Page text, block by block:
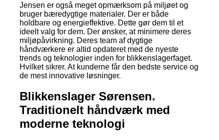
Jensen er også meget opmærksom på miljøet og
bruger bæredygtige materialer. Der er både
holdbare og energieffektive. Dette gør dem til et
ideelt valg for dem. Der ønsker, at minimere deres
miljøpåvirkning. Deres team af dygtige
håndværkere er altid opdateret med de nyeste
trends og teknologier inden for blikkenslagerfaget.
Hvilket sikrer. At kunderne får den bedste service og
de mest innovative løsninger.
Blikkenslager Sørensen.
Traditionelt håndværk med
moderne teknologi